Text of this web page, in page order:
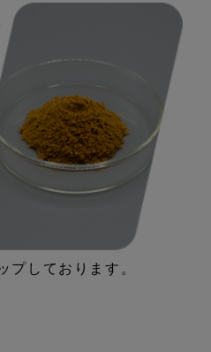
ナップしております。